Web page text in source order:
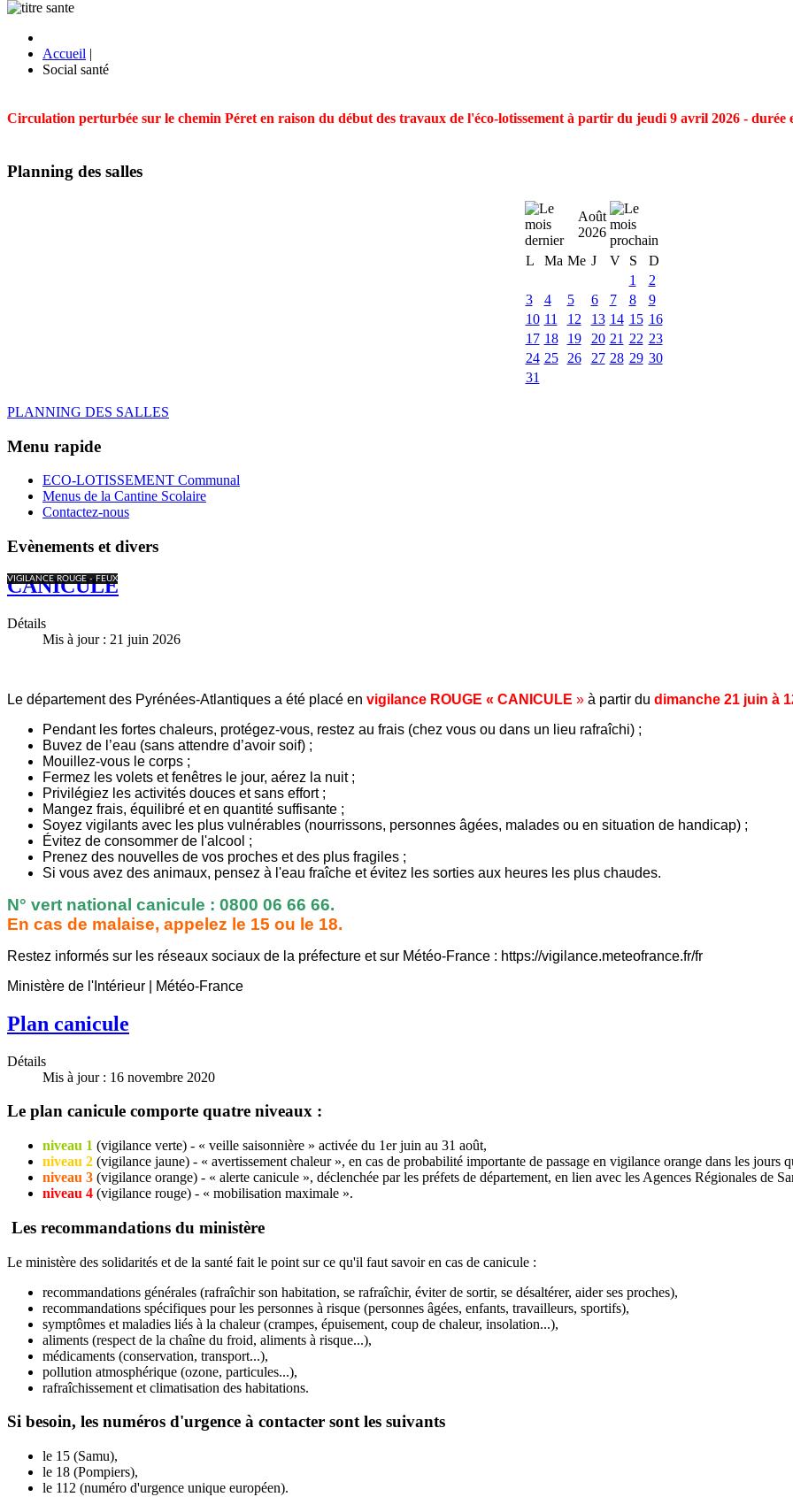
Accueil |
Social santé
Circulation perturbée sur le chemin Péret en raison du début des travaux de l'éco-lotissement à partir du jeudi 9 avril 2026 - durée
Planning des salles
Août
2026
L
Ma Me J V S
D
1
2
3
4 5 6 7 8
9
10 11 12 13 14 15 16
17 18 19 20 21 22 23
24 25 26 27 28 29 30
31
PLANNING DES SALLES
Menu rapide
ECO-LOTISSEMENT Communal
Menus de la Cantine Scolaire
Contactez-nous
Evènements et divers
VIGILANCE ROUGE - FEUX
CANICULE
Détails
Mis à jour : 21 juin 2026
Le département des Pyrénées-Atlantiques a été placé en vigilance ROUGE « CANICULE » à partir du dimanche 21 juin à
Pendant les fortes chaleurs, protégez-vous, restez au frais (chez vous ou dans un lieu rafraîchi) ;
Buvez de l’eau (sans attendre d’avoir soif) ;
Mouillez-vous le corps ;
Fermez les volets et fenêtres le jour, aérez la nuit ;
Privilégiez les activités douces et sans effort ;
Mangez frais, équilibré et en quantité suffisante ;
Soyez vigilants avec les plus vulnérables (nourrissons, personnes âgées, malades ou en situation de handicap) ;
Évitez de consommer de l'alcool ;
Prenez des nouvelles de vos proches et des plus fragiles ;
Si vous avez des animaux, pensez à l'eau fraîche et évitez les sorties aux heures les plus chaudes.
N° vert national canicule : 0800 06 66 66.
En cas de malaise, appelez le 15 ou le 18.
Restez informés sur les réseaux sociaux de la préfecture et sur Météo-France : https://vigilance.meteofrance.fr/fr
Ministère de l'Intérieur | Météo-France
Plan canicule
Détails
Mis à jour : 16 novembre 2020
Le plan canicule comporte quatre niveaux :
niveau 1 (vigilance verte) - « veille saisonnière » activée du 1er juin au 31 août,
niveau 2 (vigilance jaune) - « avertissement chaleur », en cas de probabilité importante de passage en vigilance orange dans les jours
niveau 3 (vigilance orange) - « alerte canicule », déclenchée par les préfets de département, en lien avec les Agences Régionales de
niveau 4 (vigilance rouge) - « mobilisation maximale ».
Les recommandations du ministère
Le ministère des solidarités et de la santé fait le point sur ce qu'il faut savoir en cas de canicule :
recommandations générales (rafraîchir son habitation, se rafraîchir, éviter de sortir, se désaltérer, aider ses proches),
recommandations spécifiques pour les personnes à risque (personnes âgées, enfants, travailleurs, sportifs),
symptômes et maladies liés à la chaleur (crampes, épuisement, coup de chaleur, insolation...),
aliments (respect de la chaîne du froid, aliments à risque...),
médicaments (conservation, transport...),
pollution atmosphérique (ozone, particules...),
rafraîchissement et climatisation des habitations.
Si besoin, les numéros d'urgence à contacter sont les suivants
le 15 (Samu),
le 18 (Pompiers),
le 112 (numéro d'urgence unique européen).